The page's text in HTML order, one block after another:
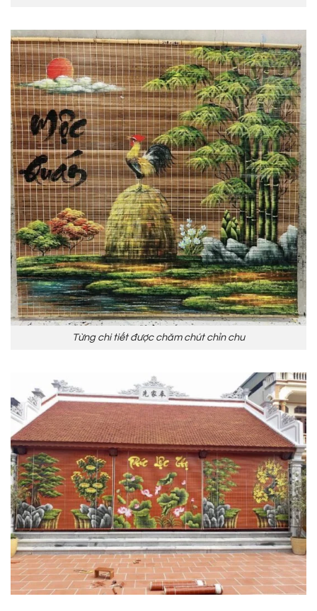
Từng chi tiết được chăm chút chỉn chu